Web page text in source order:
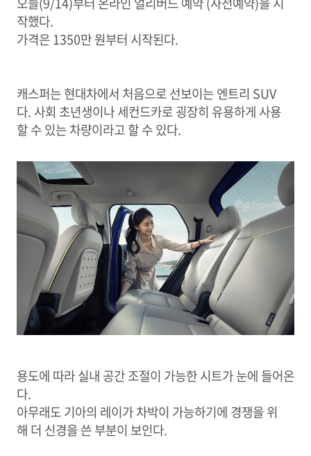
작했다.
가격은 1350만 원부터 시작된다.
캐스퍼는 현대차에서 처음으로 선보이는 엔트리 SUV
다. 사회 초년생이나 세컨드카로 굉장히 유용하게 사용
할 수 있는 차량이라고 할 수 있다.
용도에 따라 실내 공간 조절이 가능한 시트가 눈에 들어온
다.
아무래도 기아의 레이가 차박이 가능하기에 경쟁을 위
해 더 신경을 쓴 부분이 보인다.